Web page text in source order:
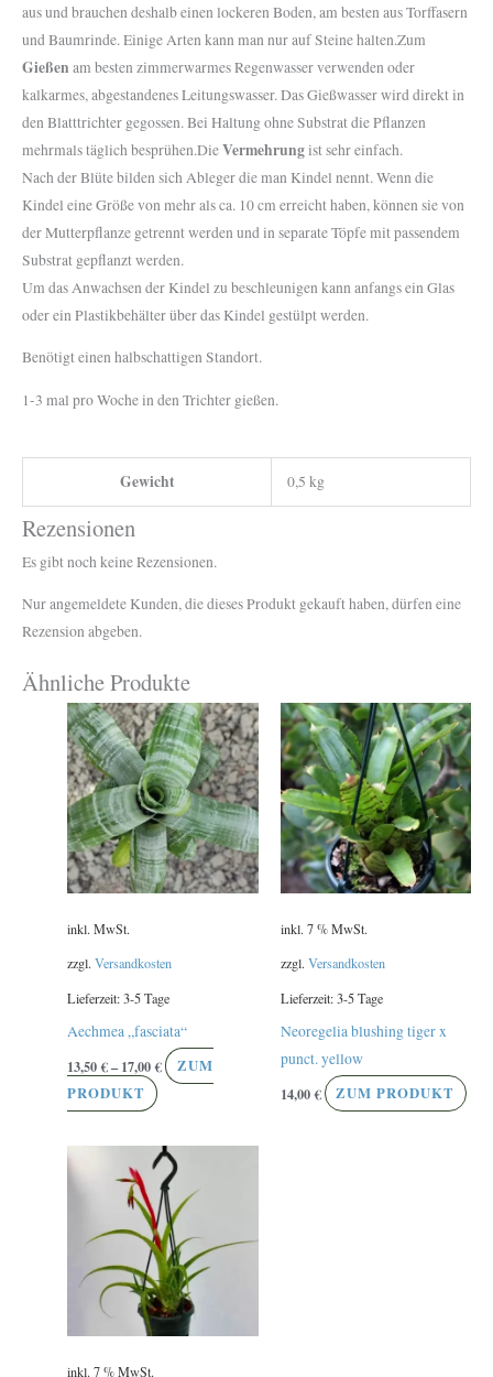
aus und brauchen deshalb einen lockeren Boden, am besten aus Torffasern
und Baumrinde. Einige Arten kann man nur auf Steine halten.Zum
Gießen am besten zimmerwarmes Regenwasser verwenden oder
kalkarmes, abgestandenes Leitungswasser. Das Gießwasser wird direkt in
den Blatttrichter gegossen. Bei Haltung ohne Substrat die Pflanzen
mehrmals täglich besprühen.DieVermehrungist sehr einfach.
Nach der Blüte bilden sich Ableger die man Kindel nennt. Wenn die
Kindel eine Größe von mehr als ca. 10 cm erreicht haben, können sie von
der Mutterpflanze getrennt werden und in separate Töpfe mit passendem
Substrat gepflanzt werden.
Um das Anwachsen der Kindel zu beschleunigen kann anfangs ein Glas
oder ein Plastikbehälter über das Kindel gestülpt werden.
Benötigt einen halbschattigen Standort.
1-3 mal pro Woche in den Trichter gießen.
Gewicht 0,5 kg
Rezensionen
Es gibt noch keine Rezensionen.
Nur angemeldete Kunden, die dieses Produkt gekauft haben, dürfen eine
Rezension abgeben.
Ähnliche Produkte
inkl. MwSt.
zzgl.Versandkosten
Lieferzeit:3-5 Tage
Aechmea „fasciata“
13,50€– 17,00€
ZUM
PRODUKT
Dieses
Produkt
weist
mehrere
Varianten
auf.
Die
auf
gewählt
werden
inkl. 7 % MwSt.
zzgl. Versandkosten
Lieferzeit:3-5 Tage
Neoregelia blushing tiger x
punct. yellow
14,00€ ZUM PRODUKT
inkl. 7 % MwSt.